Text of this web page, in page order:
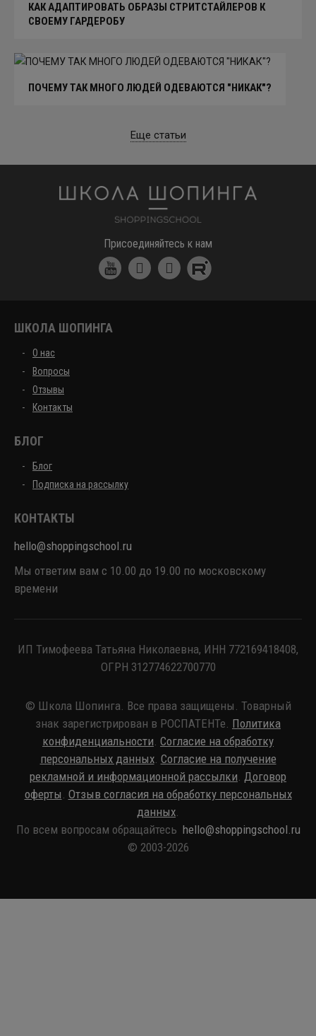
КАК АДАПТИРОВАТЬ ОБРАЗЫ СТРИТСТАЙЛЕРОВ К
СВОЕМУ ГАРДЕРОБУ
ПОЧЕМУ ТАК МНОГО ЛЮДЕЙ ОДЕВАЮТСЯ "НИКАК"?
Еще статьи
Присоединяйтесь к нам
ШКОЛА ШОПИНГА
О нас
Вопросы
Отзывы
Контакты
БЛОГ
Блог
Подписка на рассылку
КОНТАКТЫ
hello@shoppingschool.ru
Мы ответим вам с 10.00 до 19.00 по московскому
времени
ИП Тимофеева Татьяна Николаевна, ИНН 772169418408,
ОГРН 312774622700770
© Школа Шопинга. Все права защищены. Товарный
знак зарегистрирован в РОСПАТЕНТе. Политика
конфиденциальности Согласие на обработку
персональных данных. Согласие на получение
рекламной и информационной рассылки Договор
оферты Отзыв согласия на обработку персональных
данных
По всем вопросам обращайтесь hello@shoppingschool.ru
© 2003-2026